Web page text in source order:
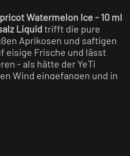
Watermelon Ice - 10 ml
Liquid trifft die pure
Aprikosen und saftigen
eisige Frische und lässt
- als hätte der YeTi
Wind eingefangen und in
angemischt und